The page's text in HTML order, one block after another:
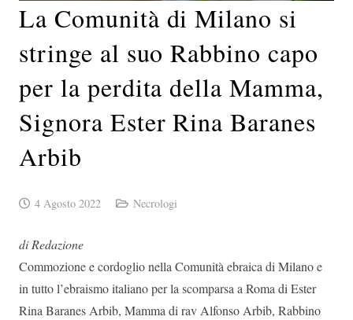
La Comunità di Milano si
stringe al suo Rabbino capo
per la perdita della Mamma,
Signora Ester Rina Baranes
Arbib
4 Agosto 2022 Necrologi
di Redazione
Commozione e cordoglio nella Comunità ebraica di Milano e
in tutto l’ebraismo italiano per la scomparsa a Roma di Ester
Rina Baranes Arbib, Mamma di rav Alfonso Arbib, Rabbino